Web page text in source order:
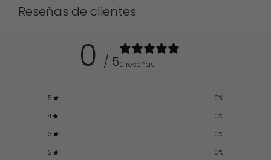
Reseñas de clientes
0 / 50 reseñas
5 0%
4
0%
3
0%
2
0%